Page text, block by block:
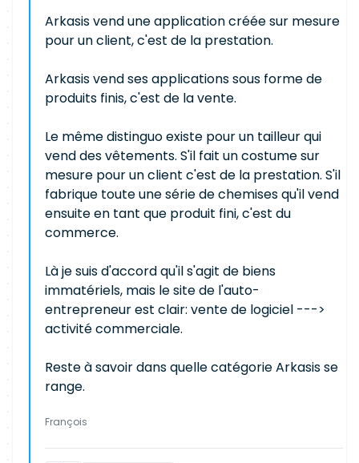
Arkasis vend une application créée sur mesure
pour un client, c'est de la prestation.
Arkasis vend ses applications sous forme de
produits finis, c'est de la vente.
Le même distinguo existe pour un tailleur qui
vend des vêtements. S'il fait un costume sur
mesure pour un client c'est de la prestation. S'il
fabrique toute une série de chemises qu'il vend
ensuite en tant que produit fini, c'est du
commerce.
Là je suis d'accord qu'il s'agit de biens
immatériels, mais le site de l'auto-
entrepreneur est clair: vente de logiciel --->
activité commerciale.
Reste à savoir dans quelle catégorie Arkasis se
range.
François